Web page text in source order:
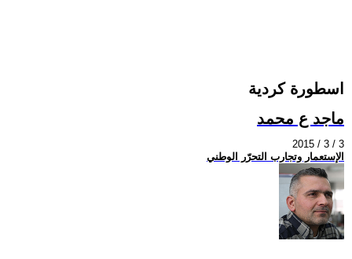
اسطورة كردية
ماجد ع محمد
2015 / 3 / 3
الإستعمار وتجارب التحرّر الوطني